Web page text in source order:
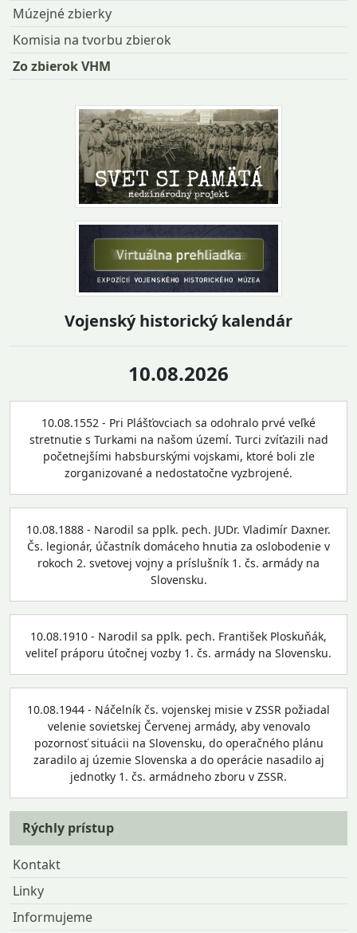
Múzejné zbierky
Komisia na tvorbu zbierok
Zo zbierok VHM
Vojenský historický kalendár
10.08.2026
10.08.1552 - Pri Plášťovciach sa odohralo prvé veľké
stretnutie s Turkami na našom území. Turci zvíťazili nad
početnejšími habsburskými vojskami, ktoré boli zle
zorganizované a nedostatočne vyzbrojené.
10.08.1888 - Narodil sa pplk. pech. JUDr. Vladimír Daxner.
Čs. legionár, účastník domáceho hnutia za oslobodenie v
rokoch 2. svetovej vojny a príslušník 1. čs. armády na
Slovensku.
10.08.1910 - Narodil sa pplk. pech. František Ploskuňák,
veliteľ práporu útočnej vozby 1. čs. armády na Slovensku.
10.08.1944 - Náčelník čs. vojenskej misie v ZSSR požiadal
velenie sovietskej Červenej armády, aby venovalo
pozornosť situácii na Slovensku, do operačného plánu
zaradilo aj územie Slovenska a do operácie nasadilo aj
jednotky 1. čs. armádneho zboru v ZSSR.
Rýchly prístup
Kontakt
Linky
Informujeme